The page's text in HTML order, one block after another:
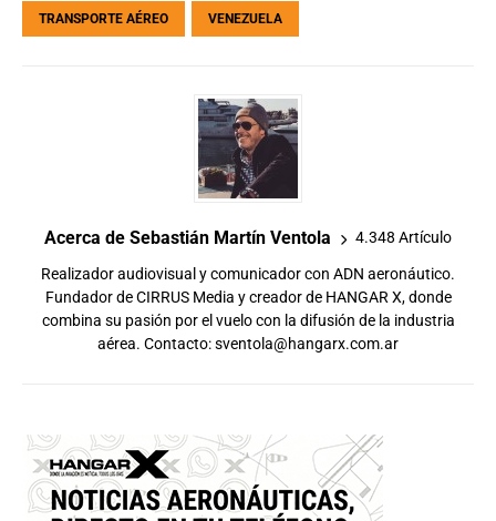
TRANSPORTE AÉREO VENEZUELA
Acerca de Sebastián Martín Ventola 4.348 Artículo
Realizador audiovisual y comunicador con ADN aeronáutico.
Fundador de CIRRUS Media y creador de HANGAR X, donde
combina su pasión por el vuelo con la difusión de la industria
aérea. Contacto:sventola@hangarx.com.ar